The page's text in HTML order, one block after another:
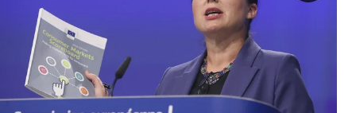
nord
wahrheit
verlag